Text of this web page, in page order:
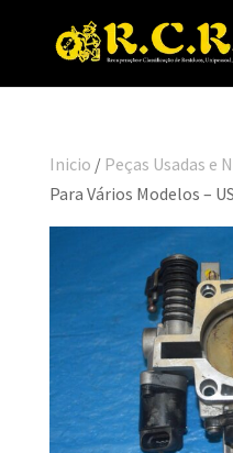
Inicio / Peças Usadas e
Para Vários Modelos –